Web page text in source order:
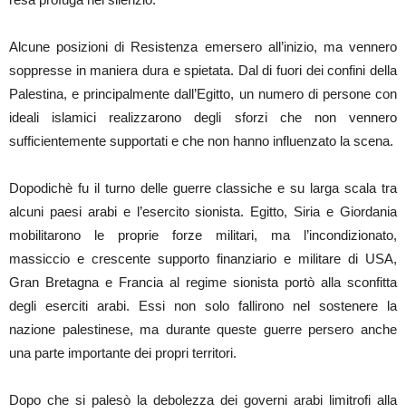
Alcune posizioni di Resistenza emersero all’inizio, ma vennero
soppresse in maniera dura e spietata. Dal di fuori dei confini della
Palestina, e principalmente dall’Egitto, un numero di persone con
ideali islamici realizzarono degli sforzi che non vennero
sufficientemente supportati e che non hanno influenzato la scena.
Dopodichè fu il turno delle guerre classiche e su larga scala tra
alcuni paesi arabi e l’esercito sionista. Egitto, Siria e Giordania
mobilitarono le proprie forze militari, ma l’incondizionato,
massiccio e crescente supporto finanziario e militare di USA,
Gran Bretagna e Francia al regime sionista portò alla sconfitta
degli eserciti arabi. Essi non solo fallirono nel sostenere la
nazione palestinese, ma durante queste guerre persero anche
una parte importante dei propri territori.
Dopo che si palesò la debolezza dei governi arabi limitrofi alla